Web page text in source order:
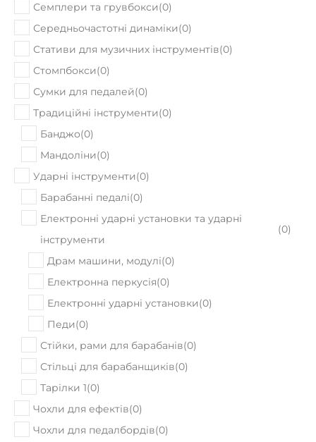
Семплери та грувбокси(0)
Середньочастотні динаміки(0)
Стативи для музичних інструментів(0)
Стомпбокси(0)
Сумки для педалей(0)
Традиційні інструменти(0)
Банджо(0)
Мандоліни(0)
Ударні інструменти(0)
Барабанні педалі(0)
Електронні ударні установки та ударні
інструменти
(0)
Драм машини, модулі(0)
Електронна перкусія(0)
Електронні ударні установки(0)
Педи(0)
Стійки, рами для барабанів(0)
Стільці для барабанщиків(0)
Тарілки 1(0)
Чохли для ефектів(0)
Чохли для педалбордів(0)